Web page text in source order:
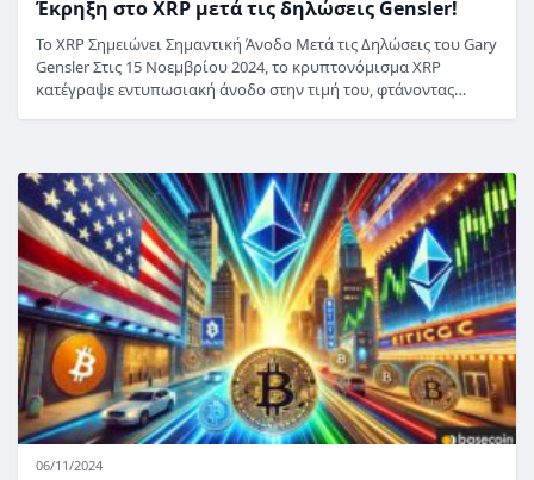
Έκρηξη στο XRP μετά τις δηλώσεις Gensler!
Το XRP Σημειώνει Σημαντική Άνοδο Μετά τις Δηλώσεις του Gary
Gensler Στις 15 Νοεμβρίου 2024, το κρυπτονόμισμα XRP
κατέγραψε εντυπωσιακή άνοδο στην τιμή του, φτάνοντας…
06/11/2024